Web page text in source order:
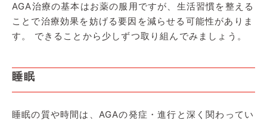
AGA治療の基本はお薬の服用ですが、生活習慣を整える
ことで治療効果を妨げる要因を減らせる可能性がありま
す。 できることから少しずつ取り組んでみましょう。
睡眠
睡眠の質や時間は、AGAの発症・進行と深く関わってい